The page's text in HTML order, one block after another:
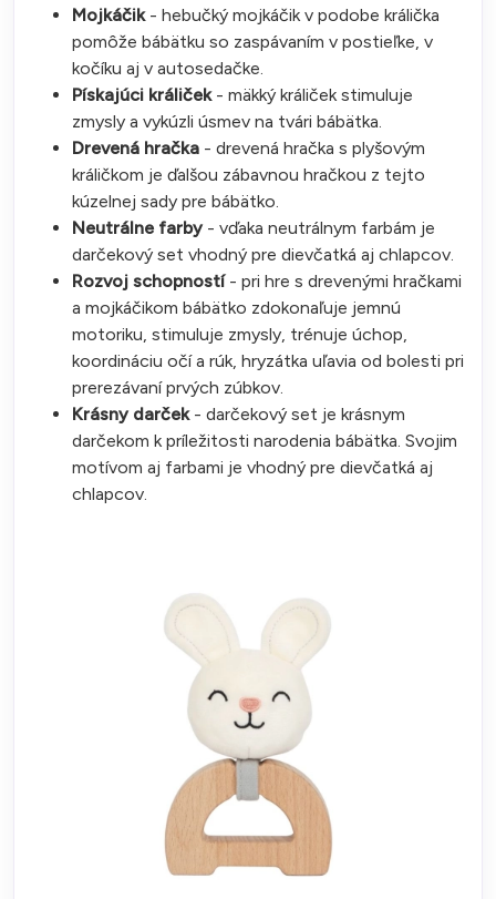
Mojkáčik- hebučký mojkáčik v podobe králička
pomôže bábätku so zaspávaním v postieľke, v
kočíku aj v autosedačke.
Pískajúci králiček- mäkký králiček stimuluje
zmysly a vykúzli úsmev na tvári bábätka.
Drevená hračka - drevená hračka s plyšovým
králičkom je ďalšou zábavnou hračkou z tejto
kúzelnej sady pre bábätko.
Neutrálne farby- vďaka neutrálnym farbám je
darčekový set vhodný pre dievčatká aj chlapcov.
Rozvoj schopností- pri hre s drevenými hračkami
a mojkáčikom bábätko zdokonaľuje jemnú
motoriku, stimuluje zmysly, trénuje úchop,
koordináciu očí a rúk, hryzátka uľavia od bolesti pri
prerezávaní prvých zúbkov.
Krásny darček- darčekový set je krásnym
darčekom k príležitosti narodenia bábätka. Svojim
motívom aj farbami je vhodný pre dievčatká aj
chlapcov.